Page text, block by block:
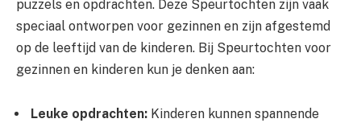
puzzels en opdrachten. Deze Speurtochten zijn vaak
speciaal ontworpen voor gezinnen en zijn afgestemd
op de leeftijd van de kinderen. Bij Speurtochten voor
gezinnen en kinderen kun je denken aan:
Leuke opdrachten: Kinderen kunnen spannende